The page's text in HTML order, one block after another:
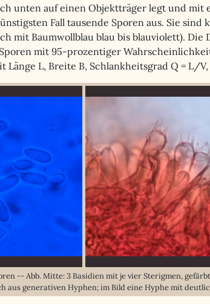
unten auf einen Objektträger legt und mit
Fall tausende Sporen aus. Sie
mit Baumwollblau blau bis blauviolett).
mit 95-prozentiger Wahrscheinlichkeit
Länge L, Breite B, Schlankheitsgrad Q = L/
-- Abb. Mitte: 3 Basidien mit je vier Sterigmen,
aus generativen Hyphen; im Bild eine Hyphe mit